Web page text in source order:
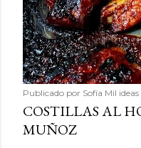
Publicado por Sofía Mil
COSTILLAS AL
MUÑOZ